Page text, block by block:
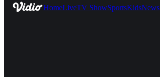
HomeLiveTV ShowSportsKidsNews